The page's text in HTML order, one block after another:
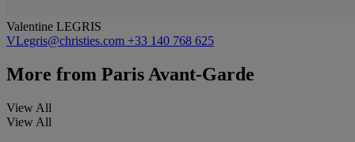
Valentine LEGRIS
VLegris@christies.com +33 140 768 625
More from Paris Avant-Garde
View All
View All